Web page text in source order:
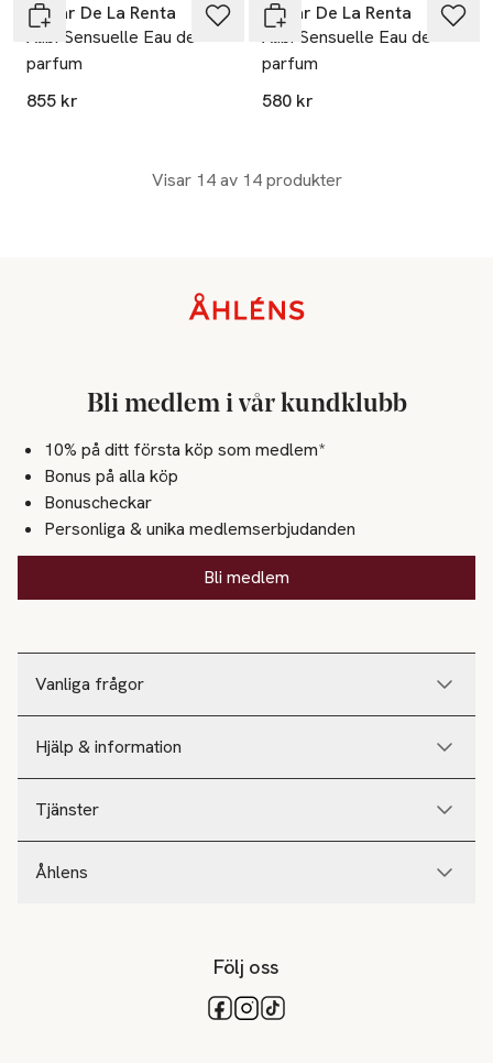
Oscar De La Renta
Alibi Sensuelle Eau de
parfum
855 kr
Oscar De La Renta
Alibi Sensuelle Eau de
parfum
580 kr
Visar 14 av 14 produkter
Vanliga frågor
Hjälp & information
Tjänster
Åhlens
Bli medlem i vår kundklubb
10% på ditt första köp som medlem*
Bonus på alla köp
Bonuscheckar
Personliga & unika medlemserbjudanden
Bli medlem
Följ oss